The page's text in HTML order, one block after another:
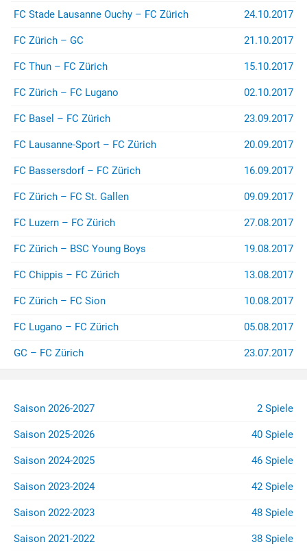
FC Stade Lausanne Ouchy – FC Zürich 24.10.2017
FC Zürich – GC 21.10.2017
FC Thun – FC Zürich 15.10.2017
FC Zürich – FC Lugano 02.10.2017
FC Basel – FC Zürich 23.09.2017
FC Lausanne-Sport – FC Zürich 20.09.2017
FC Bassersdorf – FC Zürich 16.09.2017
FC Zürich – FC St. Gallen 09.09.2017
FC Luzern – FC Zürich 27.08.2017
FC Zürich – BSC Young Boys 19.08.2017
FC Chippis – FC Zürich 13.08.2017
FC Zürich – FC Sion 10.08.2017
FC Lugano – FC Zürich 05.08.2017
GC – FC Zürich 23.07.2017
Saison 2026-2027 2 Spiele
Saison 2025-2026 40 Spiele
Saison 2024-2025 46 Spiele
Saison 2023-2024 42 Spiele
Saison 2022-2023 48 Spiele
Saison 2021-2022 38 Spiele